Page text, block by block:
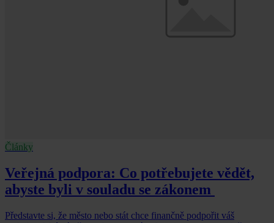
Články
Veřejná podpora: Co potřebujete vědět,
abyste byli v souladu se zákonem
Představte si, že město nebo stát chce finančně podpořit váš